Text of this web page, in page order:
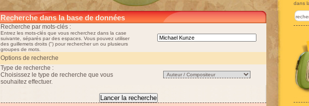
dans
Recherche dans la base de données
Recherche par mots-clés :
Entrez les mots-clés que vous recherchez dans la case
suivante, séparés par des espaces. Vous pouvez utiliser
des guillemets droits (") pour rechercher un ou plusieurs
groupes de mots.
Options de recherche
Type de recherche :
Choisissez le type de recherche que vous
souhaitez effectuer.